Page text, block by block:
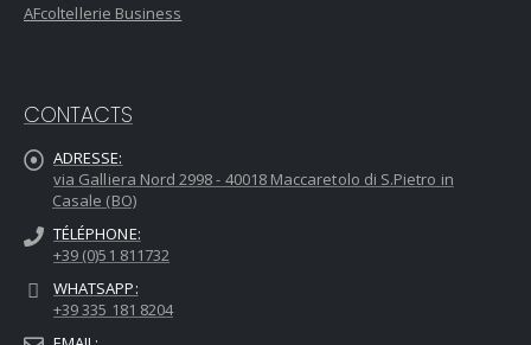
AFcoltellerie Business
CONTACTS
ADRESSE:
via Galliera Nord 2998 - 40018 Maccaretolo di S.Pietro in
Casale (BO)
TÉLÉPHONE:
+39 (0)51 811732
WHATSAPP:
+39 335 181 8204